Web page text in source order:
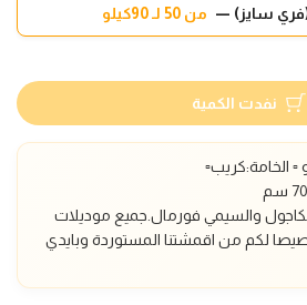
سايز) — من 50 لـ 90كيلو
نفدت الكمية
والسيمي فورمال. جميع موديلات
لكم من اقمشتنا المستوردة وبايدي